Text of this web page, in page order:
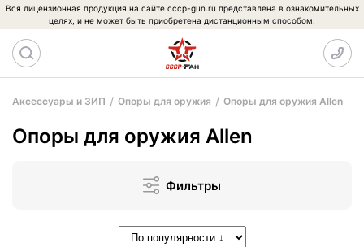
Вся лицензионная продукция на сайте cccp-gun.ru представлена в ознакомительных
целях, и не может быть приобретена дистанционным способом.
Аксессуары и ЗИП Опоры для оружия Опоры для оружия Allen
Опоры для оружия Allen
Фильтры